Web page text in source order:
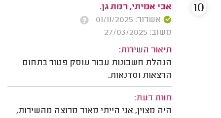
אבי אמיתי, רמת גן.
אשרור: 01/11/2025
משוב: 27/03/2025
תיאור השירות:
הנהלת חשבונות עבור עוסק פטור בתחום
הרצאות וסדנאות.
חוות דעת:
היה מצוין, אני הייתי מאוד מרוצה מהשירות,
10